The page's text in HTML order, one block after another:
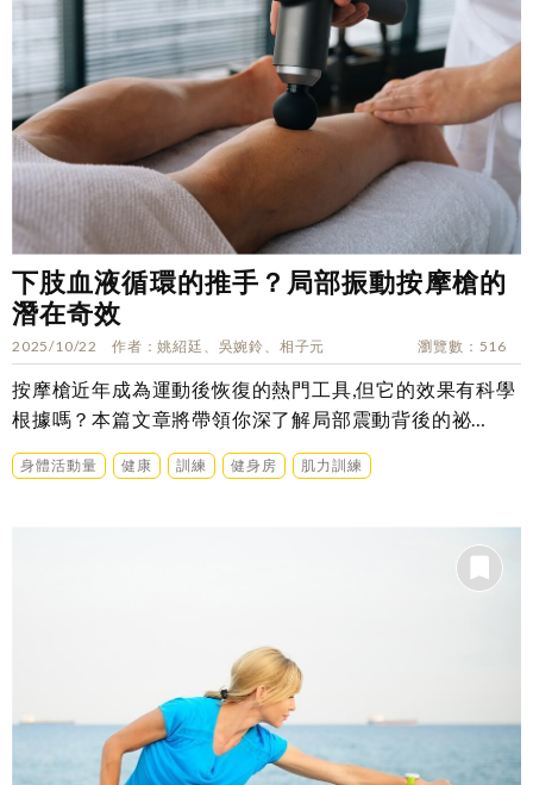
下肢血液循環的推手？局部振動按摩槍的
潛在奇效
2025/10/22 作者 姚紹廷、吳婉鈴、相子元 瀏覽數 516
按摩槍近年成為運動後恢復的熱門工具,但它的效果有科學
根據嗎？本篇文章將帶領你深了解局部震動背後的祕
密…….
身體活動量 健康 訓練 健身房 肌力訓練